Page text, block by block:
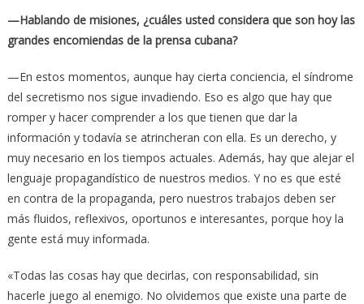
—Hablando de misiones, ¿cuáles usted considera que son hoy las
grandes encomiendas de la prensa cubana?
—En estos momentos, aunque hay cierta conciencia, el síndrome
del secretismo nos sigue invadiendo. Eso es algo que hay que
romper y hacer comprender a los que tienen que dar la
información y todavía se atrincheran con ella. Es un derecho, y
muy necesario en los tiempos actuales. Además, hay que alejar el
lenguaje propagandístico de nuestros medios. Y no es que esté
en contra de la propaganda, pero nuestros trabajos deben ser
más fluidos, reflexivos, oportunos e interesantes, porque hoy la
gente está muy informada.
«Todas las cosas hay que decirlas, con responsabilidad, sin
hacerle juego al enemigo. No olvidemos que existe una parte de